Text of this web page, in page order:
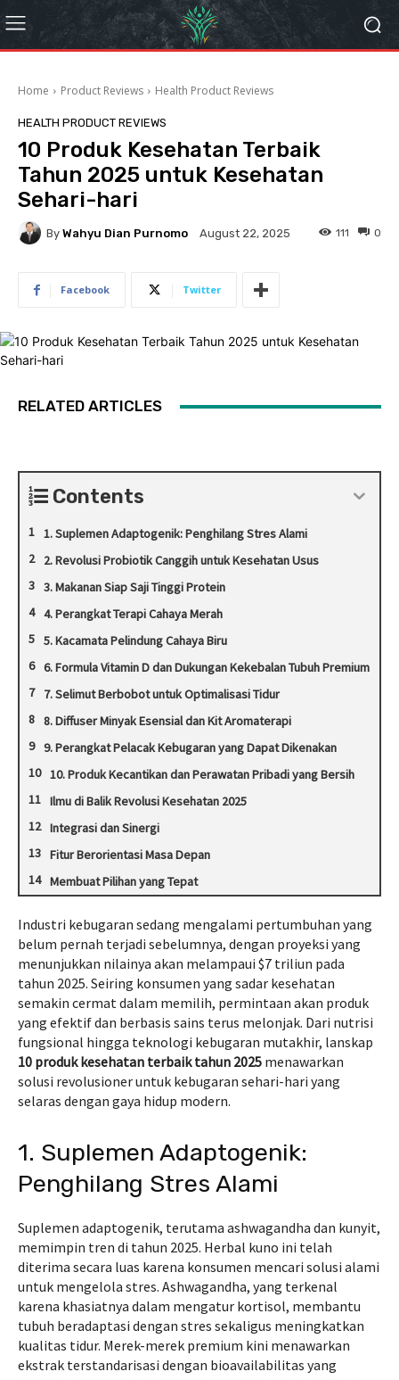
Home Product Reviews Health Product Reviews
HEALTH PRODUCT REVIEWS
10 Produk Kesehatan Terbaik
Tahun 2025 untuk Kesehatan
Sehari-hari
By Wahyu Dian Purnomo August 22, 2025 0
111
Facebook Twitter
RELATED ARTICLES
Contents
1. Suplemen Adaptogenik: Penghilang Stres Alami
2. Revolusi Probiotik Canggih untuk Kesehatan Usus
3. Makanan Siap Saji Tinggi Protein
4. Perangkat Terapi Cahaya Merah
5. Kacamata Pelindung Cahaya Biru
6. Formula Vitamin D dan Dukungan Kekebalan Tubuh Premium
7. Selimut Berbobot untuk Optimalisasi Tidur
8. Diffuser Minyak Esensial dan Kit Aromaterapi
9. Perangkat Pelacak Kebugaran yang Dapat Dikenakan
10. Produk Kecantikan dan Perawatan Pribadi yang Bersih
Ilmu di Balik Revolusi Kesehatan 2025
Integrasi dan Sinergi
Fitur Berorientasi Masa Depan
Membuat Pilihan yang Tepat
Industri kebugaran sedang mengalami pertumbuhan yang
belum pernah terjadi sebelumnya, dengan proyeksi yang
menunjukkan nilainya akan melampaui $7 triliun pada
tahun 2025. Seiring konsumen yang sadar kesehatan
semakin cermat dalam memilih, permintaan akan produk
yang efektif dan berbasis sains terus melonjak. Dari nutrisi
fungsional hingga teknologi kebugaran mutakhir, lanskap
10 produk kesehatan terbaik tahun 2025 menawarkan
solusi revolusioner untuk kebugaran sehari-hari yang
selaras dengan gaya hidup modern.
1. Suplemen Adaptogenik:
Penghilang Stres Alami
Suplemen adaptogenik, terutama ashwagandha dan kunyit,
memimpin tren di tahun 2025. Herbal kuno ini telah
diterima secara luas karena konsumen mencari solusi alami
untuk mengelola stres. Ashwagandha, yang terkenal
karena khasiatnya dalam mengatur kortisol, membantu
tubuh beradaptasi dengan stres sekaligus meningkatkan
kualitas tidur. Merek-merek premium kini menawarkan
ekstrak terstandarisasi dengan bioavailabilitas yang